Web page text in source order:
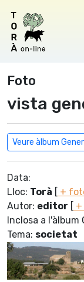
Foto
vista
Veure àlbum
Data:
Lloc: Torà [ +
Autor: editor [
Inclosa a l'àlbum
Tema: societat